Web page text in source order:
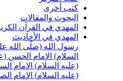
والمقالات
في القرآن الكريم
في الأحاديث
الله (صلّى الله عليه وآله) أمير
الإمام الحسن (عليه السلام)
الإمام السجاد (عليه
الإمام الصادق (عليه